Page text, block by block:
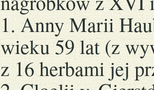
1. Anny Marii
wieku 59 lat (z
z 16 herbami jej